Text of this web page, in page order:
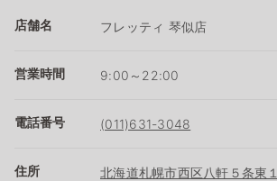
店舗名 フレッティ 琴似店
営業時間 9:00～22:00
電話番号 (011)631-3048
住所 北海道札幌市西区八軒５条東